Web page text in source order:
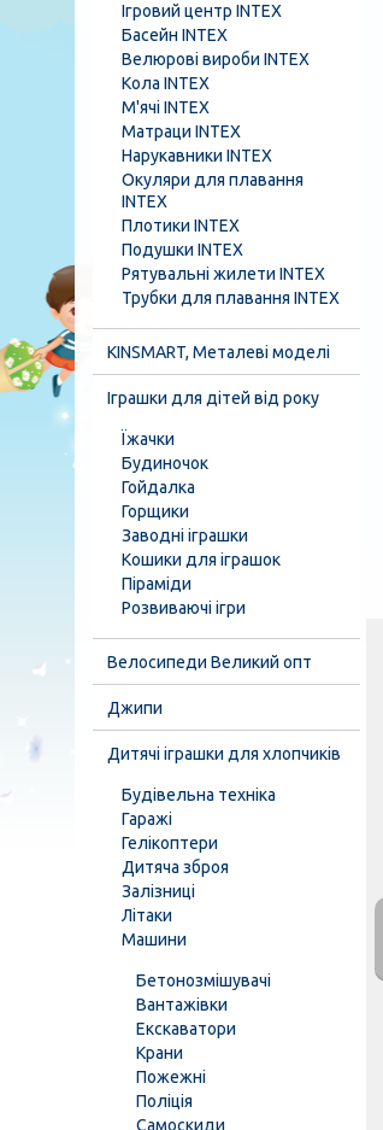
Конструктор "Технотроник"
3992 Мега у валізі, "ТехноК"
466,00 грн.
Ігровий центр INTEX
Басейн INTEX
Велюрові вироби INTEX
Кола INTEX
М'ячі INTEX
Матраци INTEX
Нарукавники INTEX
Окуляри для плавання
INTEX
Плотики INTEX
Подушки INTEX
Рятувальні жилети INTEX
Трубки для плавання INTEX
KINSMART, Металеві моделі
Іграшки для дітей від року
Їжачки
Будиночок
Гойдалка
Горщики
Заводні іграшки
Кошики для іграшок
Піраміди
Розвиваючі ігри
Велосипеди Великий опт
Джипи
Дитячі іграшки для хлопчиків
Будівельна техніка
Гаражі
Гелікоптери
Дитяча зброя
Залізниці
Літаки
Машини
Бетонозмішувачі
Вантажівки
Екскаватори
Крани
Пожежні
Поліція
Самоскиди